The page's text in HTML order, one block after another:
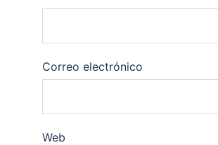
Correo electrónico
Web